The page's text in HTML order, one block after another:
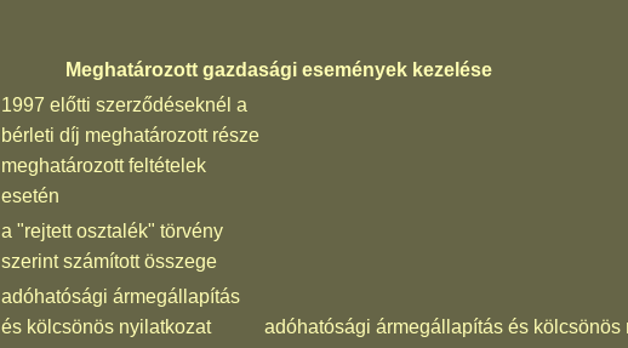
Meghatározott gazdasági események kezelése
1997 előtti szerződéseknél a
bérleti díj meghatározott része
meghatározott feltételek
esetén
a "rejtett osztalék" törvény
szerint számított összege
adóhatósági ármegállapítás
és kölcsönös nyilatkozat
adóhatósági ármegállapítás és kölcsönös